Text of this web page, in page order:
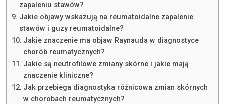
zapaleniu stawów?
Jakie objawy wskazują na reumatoidalne zapalenie
stawów i guzy reumatoidalne?
Jakie znaczenie ma objaw Raynauda w diagnostyce
chorób reumatycznych?
Jakie są neutrofilowe zmiany skórne i jakie mają
znaczenie kliniczne?
Jak przebiega diagnostyka różnicowa zmian skórnych
w chorobach reumatycznych?